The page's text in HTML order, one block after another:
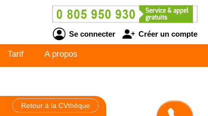
Se connecter Créer un compte
Tarif A propos
Retour à la CVthèque